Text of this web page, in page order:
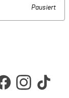
Pausiert